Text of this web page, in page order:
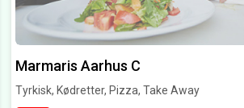
Marmaris Aarhus C
Tyrkisk, Kødretter, Pizza, Take Away